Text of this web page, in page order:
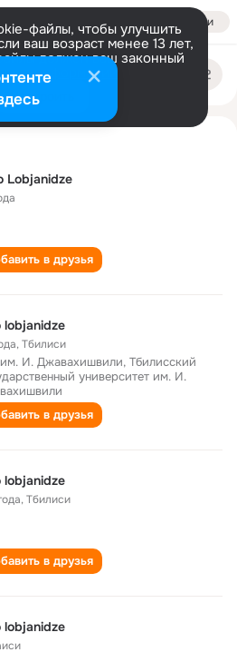
Войти
файлы, чтобы улучшить
ваш возраст менее 13 лет,
должен ваш законный
информации
Настроить
Lobjanidze
в друзья
lobjanidze
,Тбилиси
И. Джавахишвили, Тбилисский
университет им. И.
в друзья
lobjanidze
,Тбилиси
в друзья
lobjanidze